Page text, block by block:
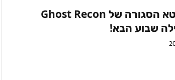
הירשמו מהר: הבטא הסגורה של Ghost Recon